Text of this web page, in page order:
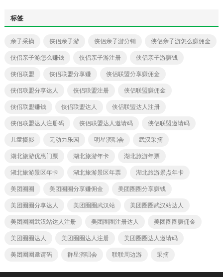
标签
亲子采摘 侠侣亲子游 侠侣亲子游分销 侠侣亲子游怎么赚佣金
侠侣亲子游怎么赚钱 侠侣亲子游注册 侠侣亲子游赚钱
侠侣联盟 侠侣联盟分享赚 侠侣联盟分享赚佣金
侠侣联盟分享达人 侠侣联盟注册 侠侣联盟赚佣金
侠侣联盟赚钱 侠侣联盟达人 侠侣联盟达人注册
侠侣联盟达人注册码 侠侣联盟达人邀请码 侠侣联盟邀请码
儿童摄影 无动力乐园 明星演唱会 武汉采摘
湖北旅游优惠门票 湖北旅游年卡 湖北旅游年票
湖北旅游景区年卡 湖北旅游景区年票 湖北旅游景点年卡
美团圈圈 美团圈圈分享赚佣金 美团圈圈分享赚钱
美团圈圈分享达人 美团圈圈武汉站 美团圈圈武汉站达人
美团圈圈武汉站达人注册 美团圈圈注册达人 美团圈圈赚佣金
美团圈圈达人 美团圈圈达人注册 美团圈圈达人邀请码
美团圈圈邀请码 群星演唱会 联联周边游 采摘